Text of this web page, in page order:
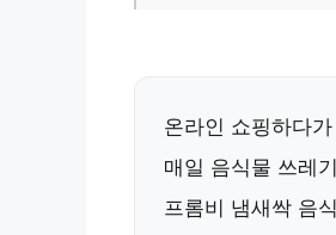
온라인 쇼핑하다
매일 음식물 쓰레
프롬비 냄새싹 음